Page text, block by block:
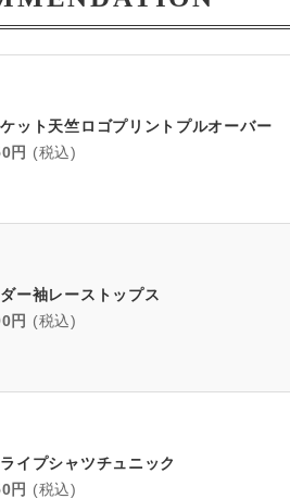
ット天竺ロゴプリントプルオーバー
円 (税込)
ー袖レーストップス
円 (税込)
イプシャツチュニック
円 (税込)